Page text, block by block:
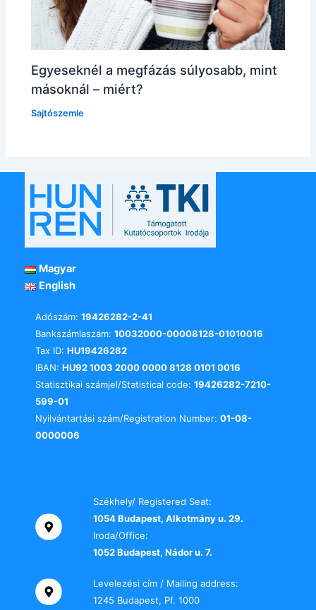
Egyeseknél a megfázás súlyosabb, mint
másoknál – miért?
Sajtószemle
Magyar
English
Adószám: 19426282-2-41
Bankszámlaszám: 10032000-00008128-01010016
Tax ID: HU19426282
IBAN: HU92 1003 2000 0000 8128 0101 0016
Statisztikai számjel/Statistical code: 19426282-7210-
599-01
Nyilvántartási szám/Registration Number: 01-08-
0000006
Székhely/ Registered Seat:
1054 Budapest, Alkotmány u. 29.
Iroda/Office:
1052 Budapest, Nádor u. 7.
Levelezési cím / Mailing address:
1245 Budapest, Pf. 1000